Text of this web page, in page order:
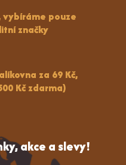
vybíráme pouze
značky
za 69 Kč,
Kč zdarma)
akce a slevy!